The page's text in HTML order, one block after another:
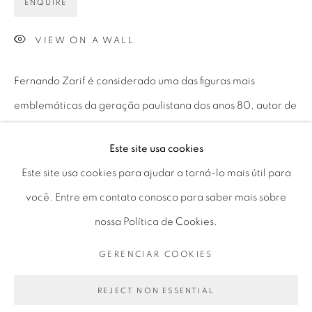
Seg 10 às 18h
Sáb 11 às 17h
SITE PRODUZIDO POR ARTLOGIC
Este site usa cookies
Este site usa cookies para ajudar a torná-lo mais útil para
você. Entre em contato conosco para saber mais sobre
nossa Política de Cookies.
GERENCIAR COOKIES
REJECT NON ESSENTIAL
ENQUIRE
VIEW ON A WALL
Fernando Zarif é considerado uma das figuras mais
emblemáticas da geração paulistana dos anos 80, autor de
autêntica e independente. A partir da...
LEIA MAIS